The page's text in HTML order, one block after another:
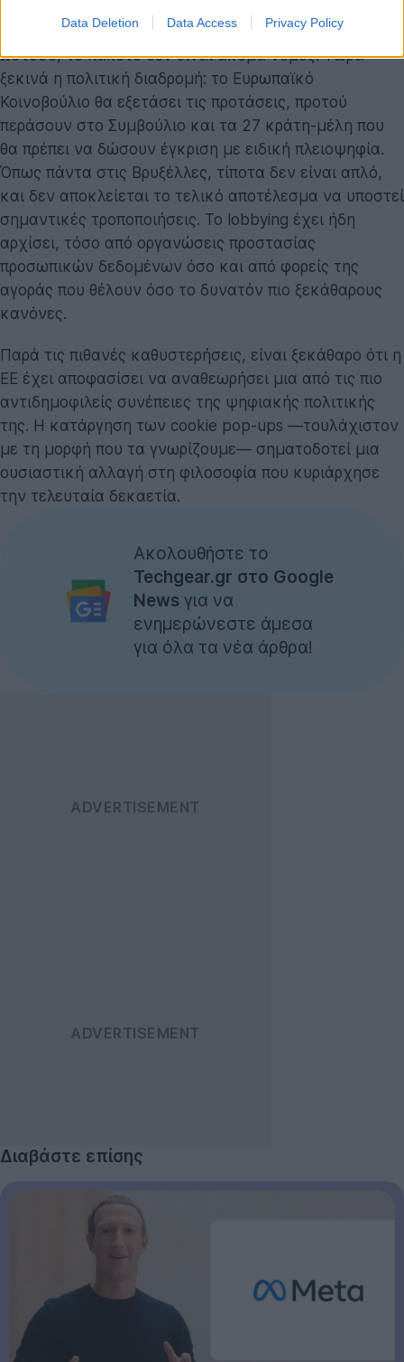
Data Deletion Data Access Privacy Policy
ορισμένες από αυτές τις ενστάσεις έχουν βάση.
Ωστόσο, το πακέτο δεν είναι ακόμα νόμος. Τώρα
ξεκινά η πολιτική διαδρομή: το Ευρωπαϊκό
Κοινοβούλιο θα εξετάσει τις προτάσεις, προτού
περάσουν στο Συμβούλιο και τα 27 κράτη-μέλη που
θα πρέπει να δώσουν έγκριση με ειδική πλειοψηφία.
Όπως πάντα στις Βρυξέλλες, τίποτα δεν είναι απλό,
και δεν αποκλείεται το τελικό αποτέλεσμα να υποστεί
σημαντικές τροποποιήσεις. Το lobbying έχει ήδη
αρχίσει, τόσο από οργανώσεις προστασίας
προσωπικών δεδομένων όσο και από φορείς της
αγοράς που θέλουν όσο το δυνατόν πιο ξεκάθαρους
κανόνες.
Παρά τις πιθανές καθυστερήσεις, είναι ξεκάθαρο ότι η
ΕΕ έχει αποφασίσει να αναθεωρήσει μια από τις πιο
αντιδημοφιλείς συνέπειες της ψηφιακής πολιτικής
της. Η κατάργηση των cookie pop-ups —τουλάχιστον
με τη μορφή που τα γνωρίζουμε— σηματοδοτεί μια
ουσιαστική αλλαγή στη φιλοσοφία που κυριάρχησε
την τελευταία δεκαετία.
Ακολουθήστε το
Techgear.gr στο Google
News για να
ενημερώνεστε άμεσα
για όλα τα νέα άρθρα!
Διαβάστε επίσης